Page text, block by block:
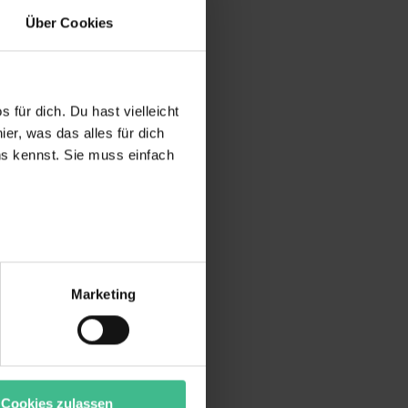
Über Cookies
für dich. Du hast vielleicht
was das alles für dich
kennst. Sie muss einfach
bei Benutzung der
zu analysieren
soziale Medien, Werbung
Partner führen diese
zulassen, triff deine
Marketing
Cookies zulassen